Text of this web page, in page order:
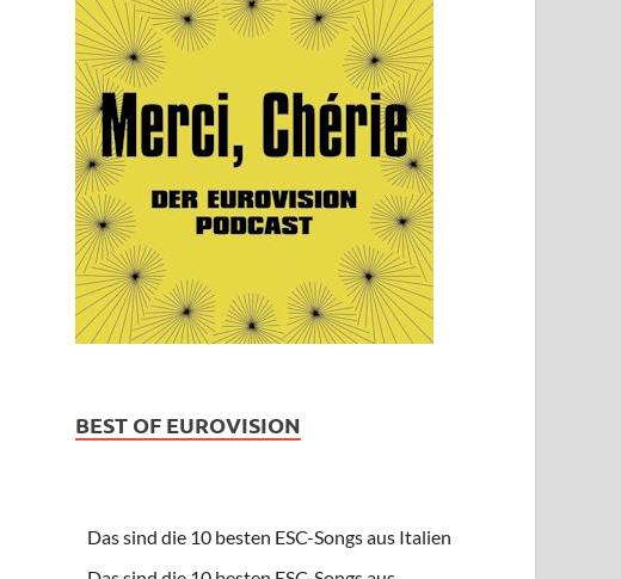
BEST OF EUROVISION
Das sind die 10 besten ESC-Songs aus Italien